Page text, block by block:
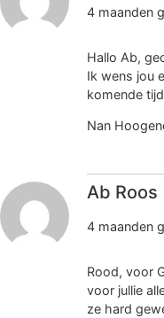
4 maanden
Hallo Ab,
Ik wens jou
komende
Nan
Ab Roos
4 maanden
Rood, voor
voor jullie
ze hard